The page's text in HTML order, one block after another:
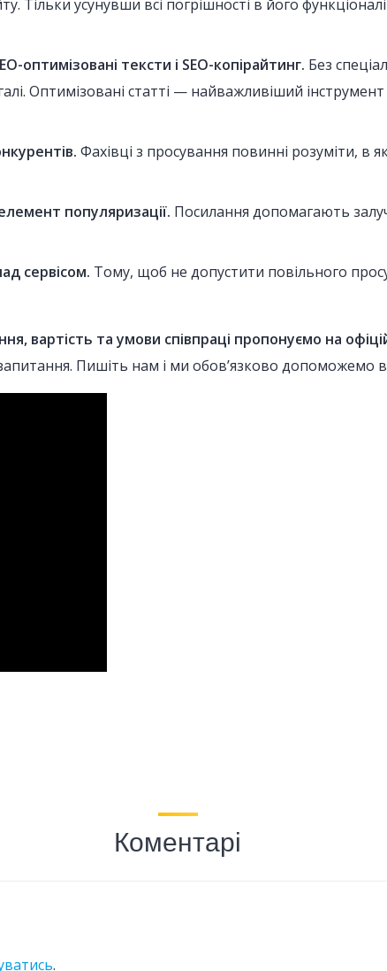
Тільки усунувши всі погрішності в його
тексти і SEO-копірайтинг. Без
Оптимізовані статті — найважливіший
Фахівці з просування повинні розуміти, в
популяризації. Посилання допомагають
сервісом. Тому, щоб не допустити повільного
вартість та умови співпраці пропонуємо на
запитання. Пишіть нам і ми обов’язково
Коментарі
.